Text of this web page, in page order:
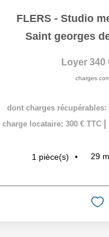
FLERS - Studio
Saint georges
Loyer 340
charges
dont charges récupérables:
charge locataire: 300 € TTC
1 pièce(s) 29